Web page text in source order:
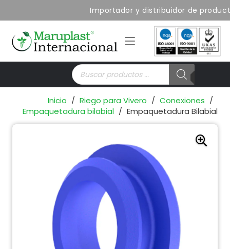
Importador y distribuidor de
Búsqueda
de
productos
Inicio / Riego para Vivero / Conexiones /
Empaquetadura bilabial / Empaquetadura Bilabial